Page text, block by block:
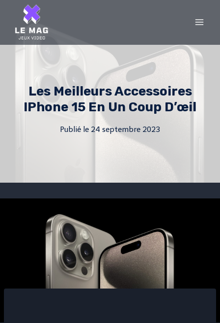
content
Les Meilleurs Accessoires
IPhone 15 En Un Coup D’œil
Publié le 24 septembre 2023